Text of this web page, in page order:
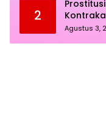
2
Agustus 3,